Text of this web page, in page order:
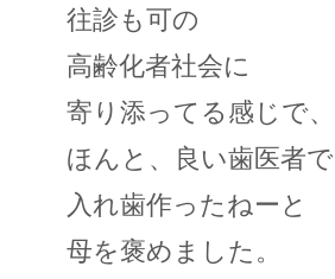
往診も可の
高齢化者社会に
寄り添ってる感じで、
ほんと、良い歯医者で
入れ歯作ったねーと
母を褒めました。